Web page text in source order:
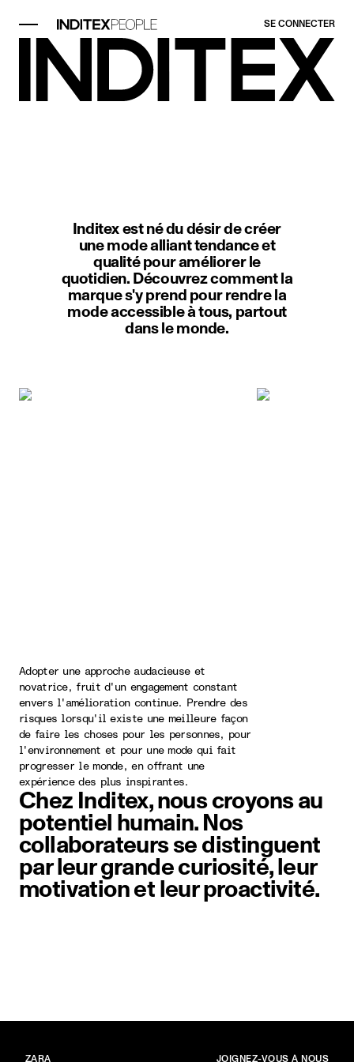
SE CONNECTER
Inditex est né du désir de créer
une mode alliant tendance et
qualité pour améliorer le
quotidien. Découvrez comment la
marque s'y prend pour rendre la
mode accessible à tous, partout
dans le monde.
Adopter une approche audacieuse et
novatrice, fruit d'un engagement constant
envers l'amélioration continue. Prendre des
risques lorsqu'il existe une meilleure façon
de faire les choses pour les personnes, pour
l'environnement et pour une mode qui fait
progresser le monde, en offrant une
expérience des plus inspirantes.
Chez Inditex, nous croyons au
potentiel humain. Nos
collaborateurs se distinguent
par leur grande curiosité, leur
motivation et leur proactivité.
ZARA JOIGNEZ-VOUS À NOUS